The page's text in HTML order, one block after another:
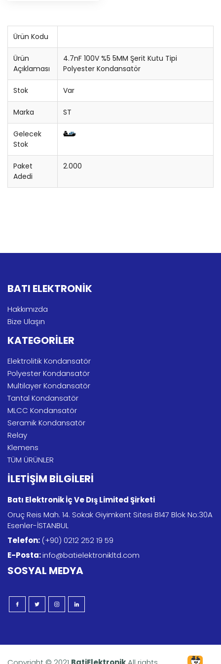
Entegre Soketi
Trimpot
Sigorta
Potansiyometre
Cihaz Düğmesi
Bobin
Ürün Kodu
Ürün
Açıklaması
4.7nF 100V %5 5MM Şerit Kutu Tipi
Polyester Kondansatör
Stok Var
Marka ST
Gelecek
Stok
Paket
Adedi
2.000
BATI ELEKTRONİK
Hakkımızda
Bize Ulaşın
KATEGORİLER
Elektrolitik Kondansatör
Polyester Kondansatör
Multilayer Kondansatör
Tantal Kondansatör
MLCC Kondansatör
Seramik Kondansatör
Relay
Klemens
TÜM ÜRÜNLER
İLETİŞİM BİLGİLERİ
Batı Elektronik İç Ve Dış Limited Şirketi
Oruç Reis Mah. 14. Sokak Giyimkent Sitesi B147 Blok No:30A
Esenler-İSTANBUL
Telefon: (+90) 0212 252 19 59
E-Posta:info@batielektronikltd.com
SOSYAL MEDYA